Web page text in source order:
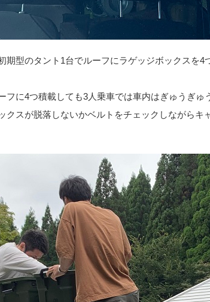
型のタント1台でルーフにラゲッジボックスを4
に4つ積載しても3人乗車では車内はぎゅうぎゅ
スが脱落しないかベルトをチェックしながらキ